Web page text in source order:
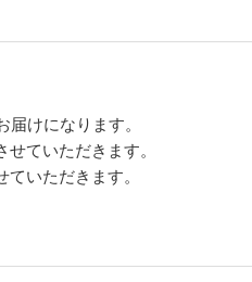
届けになります。
ていただきます。
いただきます。